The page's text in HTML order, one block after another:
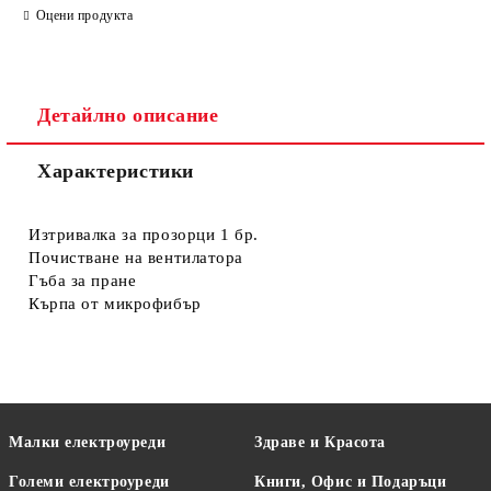
Оцени продукта
Детайлно описание
Характеристики
Изтривалка за прозорци 1 бр.
Почистване на вентилатора
Гъба за пране
Кърпа от микрофибър
Малки електроуреди
Големи електроуреди
Здраве и Красота
Книги, Офис и Подаръци